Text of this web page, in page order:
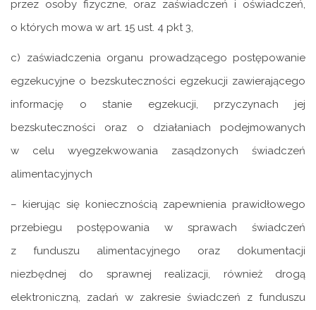
przez osoby fizyczne, oraz zaświadczeń i oświadczeń,
o których mowa w art. 15 ust. 4 pkt 3,
c) zaświadczenia organu prowadzącego postępowanie
egzekucyjne o bezskuteczności egzekucji zawierającego
informację o stanie egzekucji, przyczynach jej
bezskuteczności oraz o działaniach podejmowanych
w celu wyegzekwowania zasądzonych świadczeń
alimentacyjnych
– kierując się koniecznością zapewnienia prawidłowego
przebiegu postępowania w sprawach świadczeń
z funduszu alimentacyjnego oraz dokumentacji
niezbędnej do sprawnej realizacji, również drogą
elektroniczną, zadań w zakresie świadczeń z funduszu